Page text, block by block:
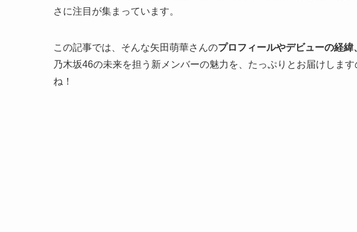
さに注目が集まっています。
この記事では、そんな矢田萌華さんのプロフィールやデビューの経緯
乃木坂46の未来を担う新メンバーの魅力を、たっぷりとお届けしま
ね！